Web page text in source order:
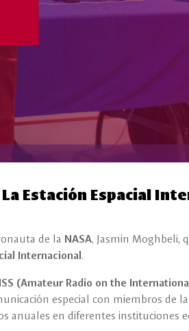
Estación Espacial
de la NASA, Jasmin Moghbeli,
Internacional.
(Amateur Radio on the
especial con miembros de
en diferentes instituciones